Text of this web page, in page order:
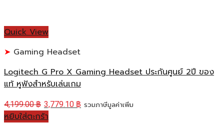
Quick View
Gaming Headset
Logitech G Pro X Gaming Headset ประกันศูนย์ 2ปี ของ
แท้ หูฟังสำหรับเล่นเกม
4,199.00฿ 3,779.10 ฿ รวมภาษีมูลค่าเพิ่ม
หยิบใส่ตะกร้า